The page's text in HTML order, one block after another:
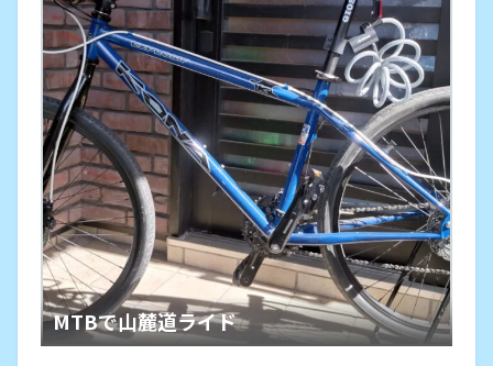
MTBで山麓道ライド